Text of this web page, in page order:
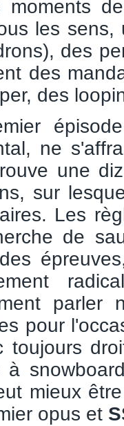
moments
les sens,
des
des
des
ne
une
sur
Les
de
parler
pour
toujours
à
mieux
opus et